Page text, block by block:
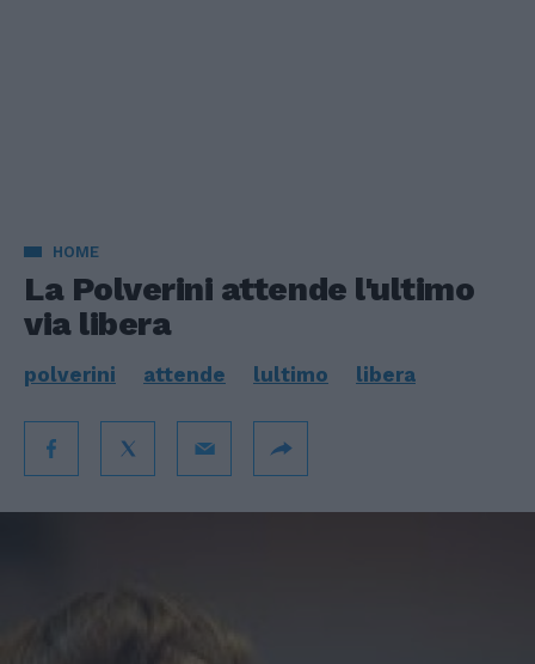
HOME
La Polverini attende l'ultimo
via libera
polverini attende lultimo libera